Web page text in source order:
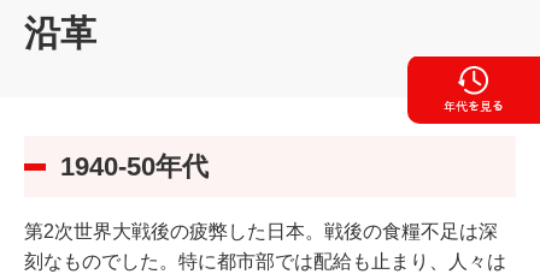
沿革
1940-50年代
第2次世界大戦後の疲弊した日本。戦後の食糧不足は深
刻なものでした。特に都市部では配給も止まり、人々は